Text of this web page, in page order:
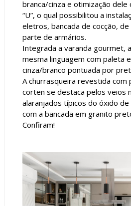
branca/cinza e otimização
“U”, o qual possibilitou a
eletros, bancada de cocção,
parte de armários.
Integrada a varanda gourmet,
mesma linguagem com paleta
cinza/branco pontuada por
A churrasqueira revestida com
corten se destaca pelos veios
alaranjados típicos do óxido
com a bancada em granito
Confiram!